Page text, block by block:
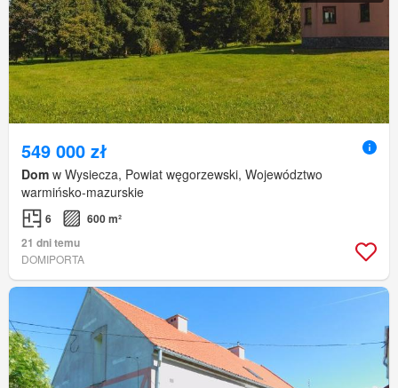
549 000 zł
Dom w Wysiecza, Powiat węgorzewski, Województwo
warmińsko-mazurskie
6
600 m²
21 dni temu
DOMIPORTA